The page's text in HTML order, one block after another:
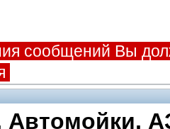
сообщений Вы
Автомойки,